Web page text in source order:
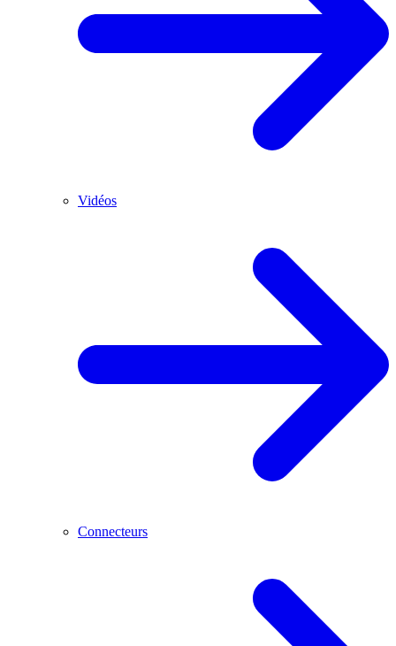
Vidéos
Connecteurs